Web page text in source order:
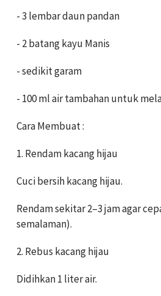
- 3 lembar daun pandan
- 2 batang kayu Manis
- sedikit garam
- 100 ml air tambahan untuk
Cara Membuat :
1. Rendam kacang hijau
Cuci bersih kacang hijau.
Rendam sekitar 2–3 jam agar
semalaman).
2. Rebus kacang hijau
Didihkan 1 liter air.